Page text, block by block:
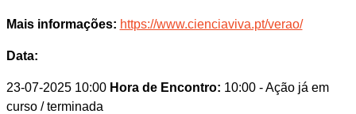
Mais informações: https://www.cienciaviva.pt/verao/
Data:
23-07-2025 10:00 Hora de Encontro: 10:00 - Ação já em
curso / terminada